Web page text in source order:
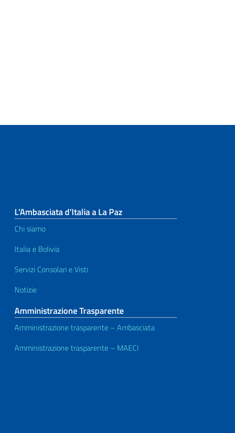
L’Ambasciata d’Italia a La Paz
Chi siamo
Italia e Bolivia
Servizi Consolari e Visti
Notizie
Amministrazione Trasparente
Amministrazione trasparente – Ambasciata
Amministrazione trasparente – MAECI